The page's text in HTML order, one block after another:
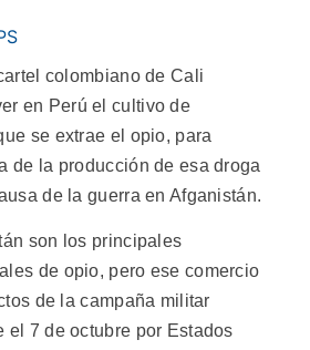
colombiano de Cali
en Perú el cultivo de
se extrae el opio, para
de la producción de esa droga
de la guerra en Afganistán.
son los principales
de opio, pero ese comercio
de la campaña militar
el 7 de octubre por Estados